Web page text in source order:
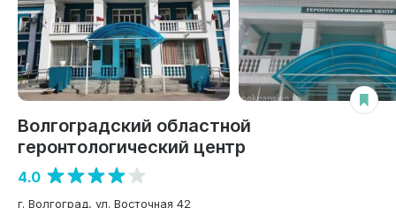
Волгоградский областной
геронтологический центр
4.0
г. Волгоград, ул. Восточная 42